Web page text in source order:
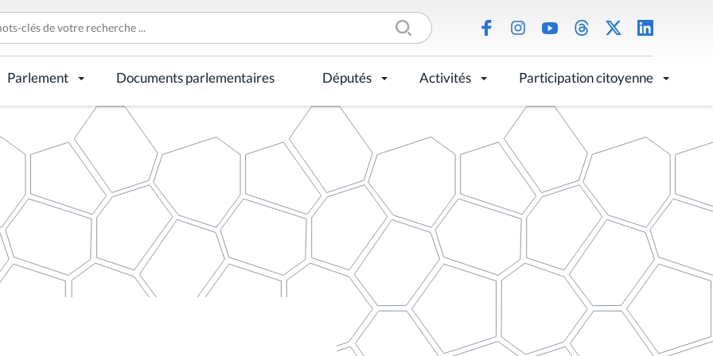
Parlement Documents parlementaires Députés Activités Participation citoyenne